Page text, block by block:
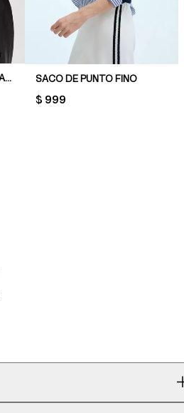
SACO EN PUNTO ACANALADO SACO DE PUNTO FINO
PRICE:
$ 999